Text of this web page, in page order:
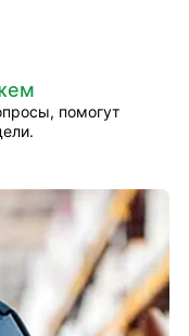
помогут